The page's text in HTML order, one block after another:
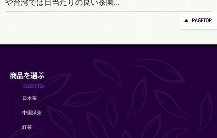
や台湾では日当たりの良い茶園...
日本茶
中国緑茶
紅茶